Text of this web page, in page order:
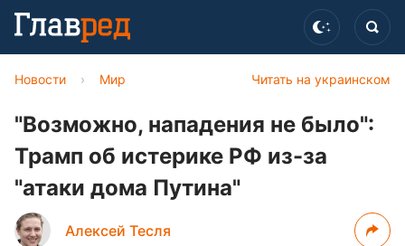
Читать на украинском
Новости › Мир
"Возможно, нападения не было":
Трамп об истерике РФ из-за
"атаки дома Путина"
Алексей Тесля